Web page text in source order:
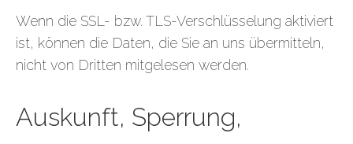
Wenn die SSL- bzw. TLS-Verschlüsselung aktiviert
ist, können die Daten, die Sie an uns übermitteln,
nicht von Dritten mitgelesen werden.
Auskunft, Sperrung,